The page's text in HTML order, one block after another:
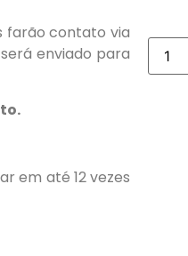
farão contato via
enviado para
em até 12 vezes